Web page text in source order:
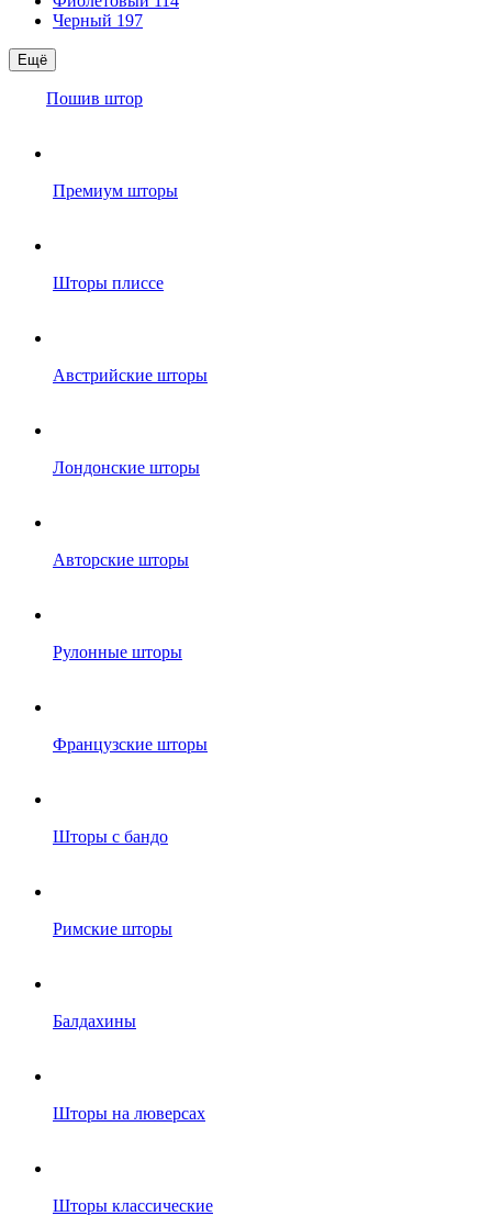
Черный 197
Ещё
Пошив штор
Премиум шторы
Шторы плиссе
Австрийские шторы
Лондонские шторы
Авторские шторы
Рулонные шторы
Французские шторы
Шторы с бандо
Римские шторы
Балдахины
Шторы на люверсах
Шторы классические